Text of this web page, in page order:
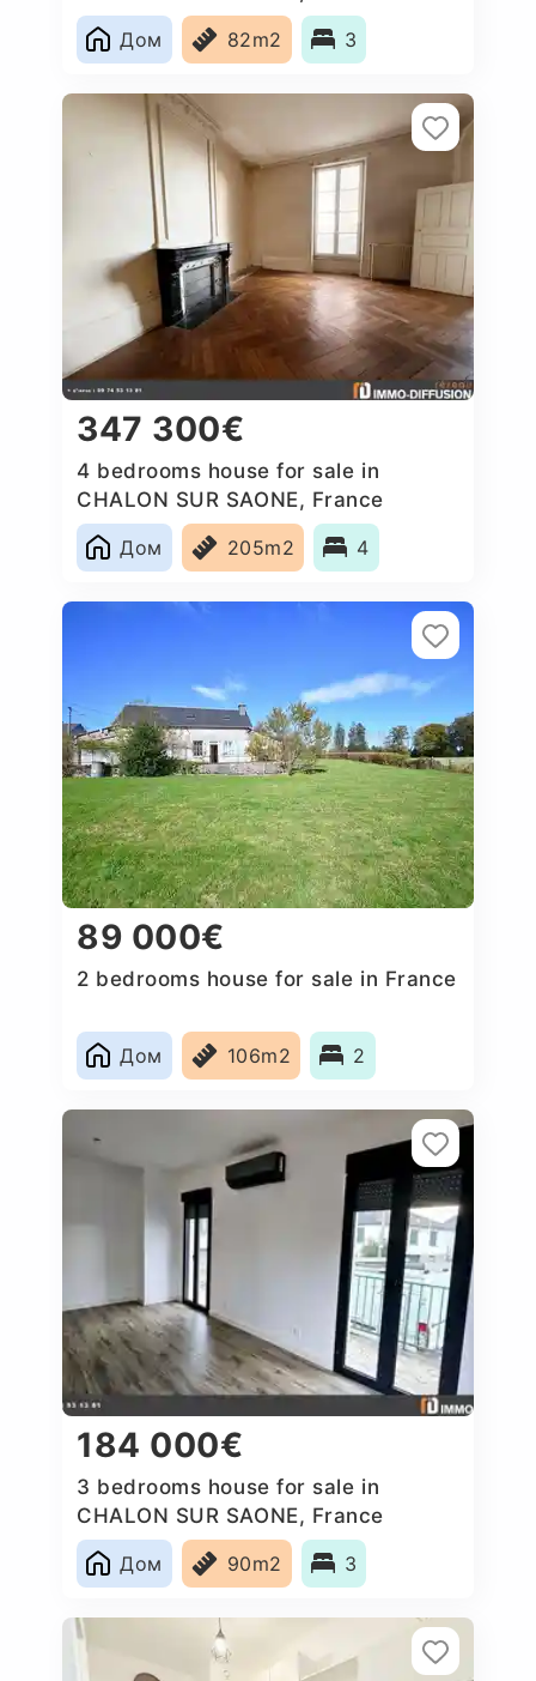
Дом
82m2 3
347 300€
4 bedrooms house for sale in
CHALON SUR SAONE, France
Дом
205m2 4
89 000€
2 bedrooms house for sale in France
Дом 106m2 2
184 000€
3 bedrooms house for sale in
CHALON SUR SAONE, France
Дом
90m2 3